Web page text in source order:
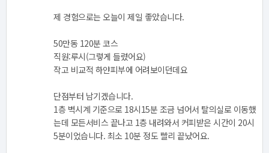
제 경험으로는 오늘이 제일 좋았습니다.
50만동 120분 코스
직원:루시(그렇게 들렸어요)
작고 비교적 하얀피부에 어려보이던데요
단점부터 남기겠습니다.
1층 벽시계 기준으로 18시15분 조금 넘어서 탈의실로 이동했
는데 모든서비스 끝나고 1층 내려와서 커피받은 시간이 20시
5분이었습니다. 최소 10분 정도 빨리 끝났어요.